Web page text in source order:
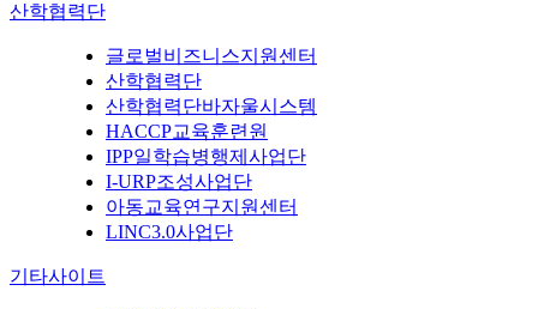
산학협력단
글로벌비즈니스지원센터
산학협력단
산학협력단바자울시스템
HACCP교육훈련원
IPP일학습병행제사업단
I-URP조성사업단
아동교육연구지원센터
LINC3.0사업단
기타사이트